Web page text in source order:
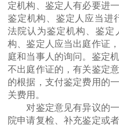
定机构、鉴定人有必要进
鉴定机构、鉴定人应当进
法院认为鉴定机构、鉴
构、鉴定人应当出庭作证
庭和当事人的询问。鉴定
不出庭作证的，有关鉴定
的根据，支付鉴定费用的
关费用。
对鉴定意见有异议的一
院申请复检、补充鉴定或